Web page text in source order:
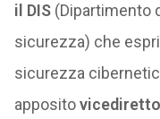
il DIS(Dipartimento
sicurezza) che
sicurezza
apposito